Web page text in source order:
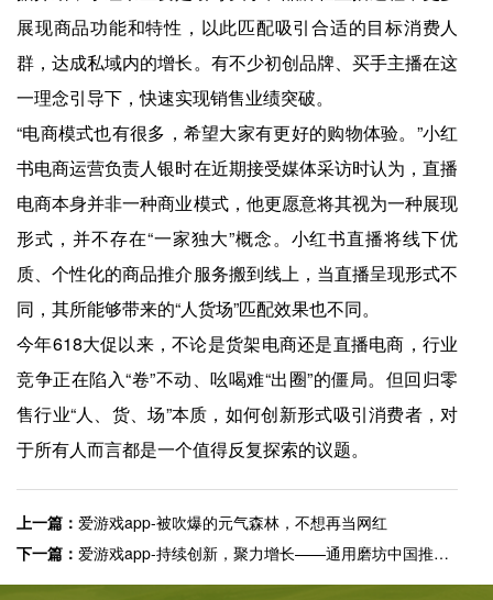
展现商品功能和特性，以此匹配吸引合适的目标消费人
群，达成私域内的增长。有不少初创品牌、买手主播在这
一理念引导下，快速实现销售业绩突破。
“电商模式也有很多，希望大家有更好的购物体验。”小红
书电商运营负责人银时在近期接受媒体采访时认为，直播
电商本身并非一种商业模式，他更愿意将其视为一种展现
形式，并不存在“一家独大”概念。小红书直播将线下优
质、个性化的商品推介服务搬到线上，当直播呈现形式不
同，其所能够带来的“人货场”匹配效果也不同。
今年618大促以来，不论是货架电商还是直播电商，行业
竞争正在陷入“卷”不动、吆喝难“出圈”的僵局。但回归零
售行业“人、货、场”本质，如何创新形式吸引消费者，对
于所有人而言都是一个值得反复探索的议题。
上一篇： 爱游戏app-被吹爆的元气森林，不想再当网红
下一篇： 爱游戏app-持续创新，聚力增长——通用磨坊中国推动业务加速发展